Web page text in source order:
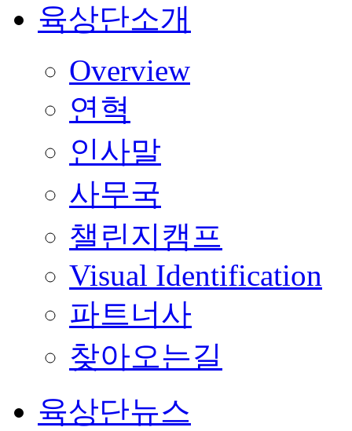
육상단소개
Overview
연혁
인사말
사무국
챌린지캠프
Visual Identification
파트너사
찾아오는길
육상단뉴스